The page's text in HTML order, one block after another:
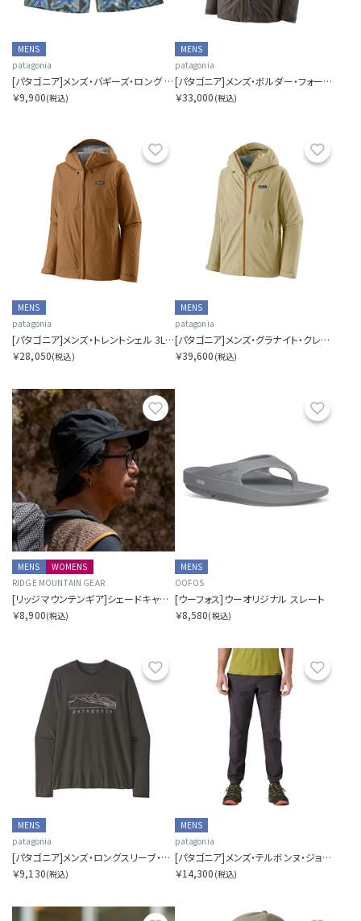
MENS
patagonia
[パタゴニア]メンズ・バギーズ・ロング ７インチ
￥9,900(税込)
MENS
patagonia
[パタゴニア]メンズ・ボルダー・フォーク・レイン・ジャケット
￥33,000 (税込)
お気に入り
MENS
patagonia
[パタゴニア]メンズ・トレントシェル 3L・レイン・ジャケット
￥28,050(税込)
MENS
patagonia
[パタゴニア]メンズ・グラナイト・クレスト・レイン・ジャケット
￥39,600 (税込)
お気に入り
MENS
WOMENS
RIDGE MOUNTAIN GEAR
[リッジマウンテンギア]シェードキャップ
￥8,900(税込)
MENS
OOFOS
[ウーフォス]ウーオリジナル スレート
￥8,580(税込)
お気に入り
MENS
patagonia
[パタゴニア]メンズ・ロングスリーブ・キャプリーン・クール・トレイル・シャツ（ストラタピークス）
￥9,130(税込)
MENS
patagonia
[パタゴニア]メンズ・テルボンヌ・ジョガーズ
￥14,300 (税込)